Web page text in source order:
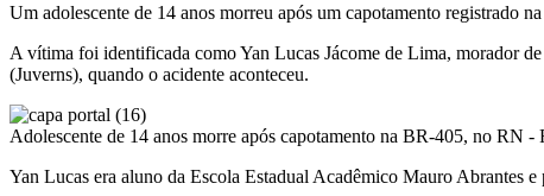
Um adolescente de 14 anos morreu após um capotamento registrado
A vítima foi identificada como Yan Lucas Jácome de Lima, morador
(Juverns), quando o acidente aconteceu.
Adolescente de 14 anos morre após capotamento na BR-405, no RN -
Yan Lucas era aluno da Escola Estadual Acadêmico Mauro Abrantes